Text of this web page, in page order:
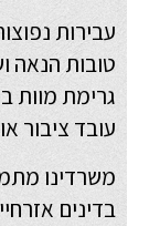
עבירות
טובות הנאה
גרימת מוות
עובד ציבור
משרדינו
בדינים